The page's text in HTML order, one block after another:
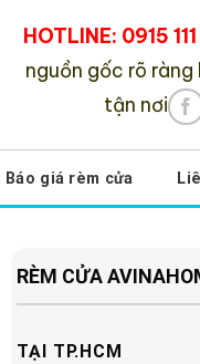
HOTLINE: 0915
nguồn gốc rõ ràng
tận nơi
Báo giá rèm cửa
RÈM CỬA
TẠI TP.HCM